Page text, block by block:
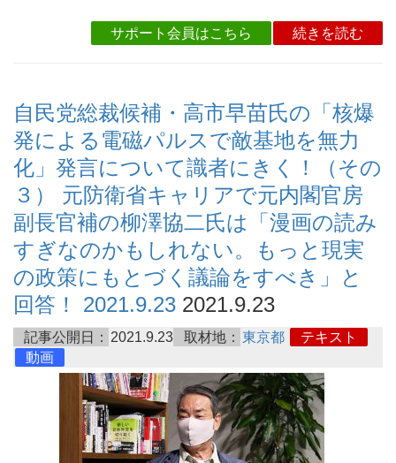
サポート会員はこちら 続きを読む
自民党総裁候補・高市早苗氏の「核爆
発による電磁パルスで敵基地を無力
化」発言について識者にきく！（その
３） 元防衛省キャリアで元内閣官房
副長官補の柳澤協二氏は「漫画の読み
すぎなのかもしれない。もっと現実
の政策にもとづく議論をすべき」と
回答！ 2021.9.23 2021.9.23
記事公開日： 2021.9.23 取材地： 東京都
テキスト
動画